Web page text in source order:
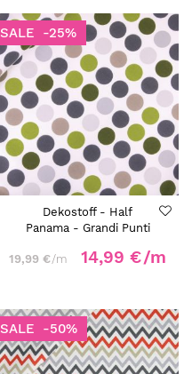
SALE -25%
Dekostoff - Half
Panama - Grandi Punti
19,99 €/m 14,99 €/m
SALE -50%